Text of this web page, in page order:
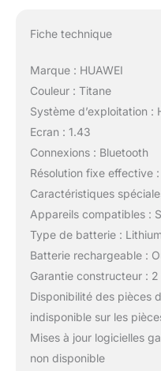
Fiche technique
Marque : HUAWEI
Couleur : Titane
Système d’exploitation :
Ecran : 1.43
Connexions : Bluetooth
Résolution fixe effective
Caractéristiques
Appareils compatibles :
Type de batterie :
Batterie rechargeable :
Garantie constructeur :
Disponibilité des pièces
indisponible sur les
Mises à jour logicielles
non disponible